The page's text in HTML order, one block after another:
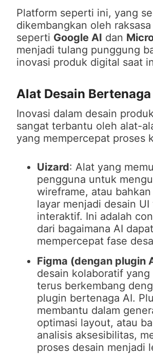
Platform seperti ini, yang
dikembangkan oleh
seperti Google AI dan
menjadi tulang punggung
inovasi produk digital saat
Alat Desain Bertenaga
Inovasi dalam desain
sangat terbantu oleh alat-
yang mempercepat proses
Uizard: Alat yang
pengguna untuk
wireframe, atau
layar menjadi desain UI
interaktif. Ini adalah
dari bagaimana AI dapat
mempercepat fase
Figma (dengan plugin
desain kolaboratif
terus berkembang
plugin bertenaga AI.
membantu dalam
optimasi layout, atau
analisis aksesibilitas,
proses desain menjadi